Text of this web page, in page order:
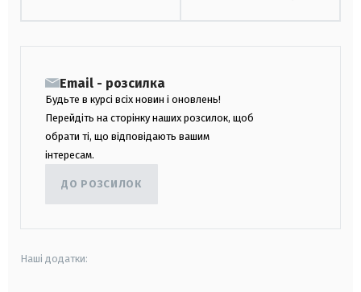
Email - розсилка
Будьте в курсі всіх новин і оновлень!
Перейдіть на сторінку наших розсилок, щоб
обрати ті, що відповідають вашим
інтересам.
ДО РОЗСИЛОК
Наші додатки: